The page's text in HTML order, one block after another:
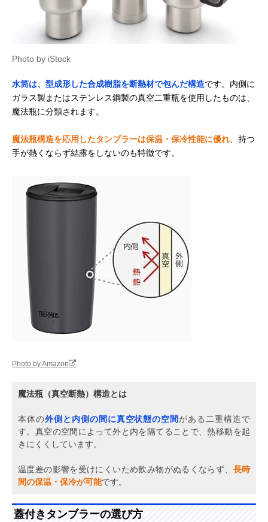
Photo by iStock
水筒は、型成形した合成樹脂を断熱材で包んだ構造です。内側に
ガラス製またはステンレス鋼製の真空二重瓶を使用したものは、
魔法瓶に分類されます。
魔法瓶構造を応用したタンブラーは保温・保冷性能に優れ 、持つ
手が熱くならず結露をしないのも特徴です。
Photo by Amazon
魔法瓶（真空断熱）構造とは
本体の外側と内側の間に真空状態の空間がある二重構造で
す。真空の空間によって外と内を隔てることで、熱移動を起
きにくくしています。
温度差の影響を受けにくいため飲み物がぬるくならず、 長時
間の保温・保冷が可能です。
蓋付きタンブラーの選び方